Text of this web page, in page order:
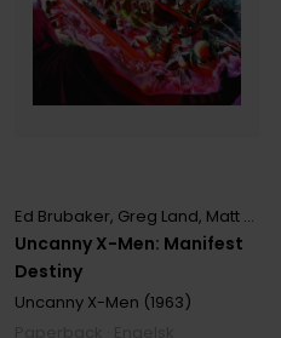
Uncanny X-Men: Manifest
Destiny
Ed Brubaker, Greg Land, Matt Fraction
Uncanny X-Men (1963)